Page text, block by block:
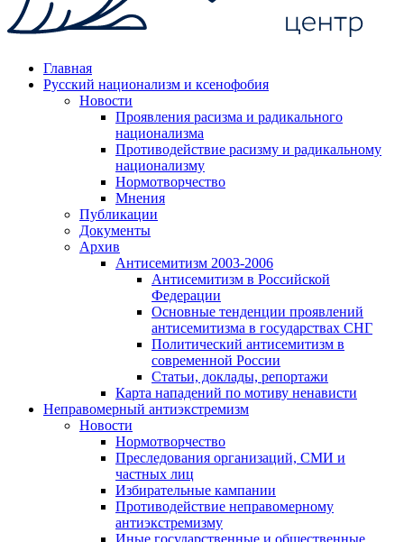
Главная
Русский национализм и ксенофобия
Новости
Проявления расизма и радикального
национализма
Противодействие расизму и радикальному
национализму
Нормотворчество
Мнения
Публикации
Документы
Архив
Антисемитизм 2003-2006
Антисемитизм в Российской
Федерации
Основные тенденции проявлений
антисемитизма в государствах СНГ
Политический антисемитизм в
современной России
Статьи, доклады, репортажи
Карта нападений по мотиву ненависти
Неправомерный антиэкстремизм
Новости
Нормотворчество
Преследования организаций, СМИ и
частных лиц
Избирательные кампании
Противодействие неправомерному
антиэкстремизму